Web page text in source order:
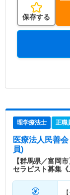
保存する
理学療法士 正職
医療法人民善
員)
【群馬県／富岡
セラピスト募集《